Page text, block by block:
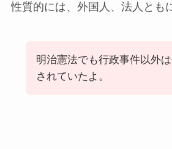
性質的には、外国人、法人とも
明治憲法でも行政事件以外
されていたよ。